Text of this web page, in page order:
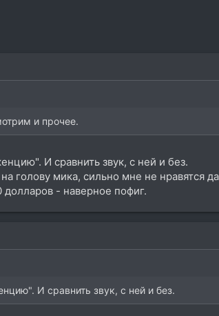
и прочее.
И сравнить звук, с ней и без.
голову мика, сильно мне не нравятся
- наверное пофиг.
И сравнить звук, с ней и без.